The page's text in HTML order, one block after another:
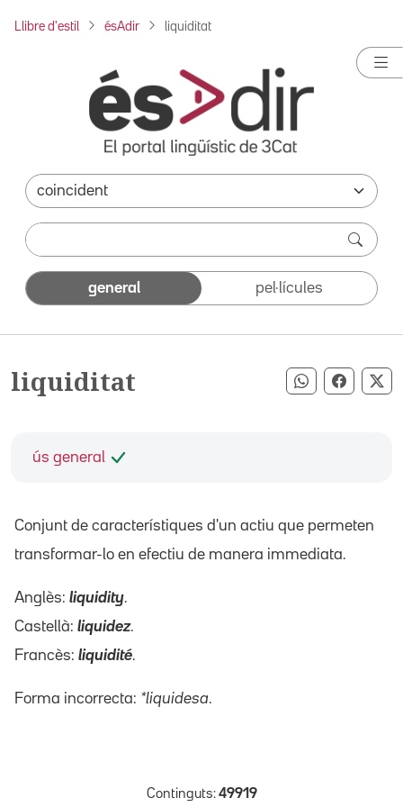
Llibre d'estil ésAdir liquiditat
general pel·lícules
liquiditat Compartir
ús general
Conjunt de característiques d'un actiu que permeten
transformar-lo en efectiu de manera immediata.
Anglès: liquidity.
Castellà: liquidez.
Francès: liquidité.
Forma incorrecta: *liquidesa.
Continguts: 49919